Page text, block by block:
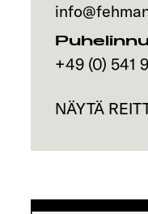
+49 (0) 541
NÄYTÄ